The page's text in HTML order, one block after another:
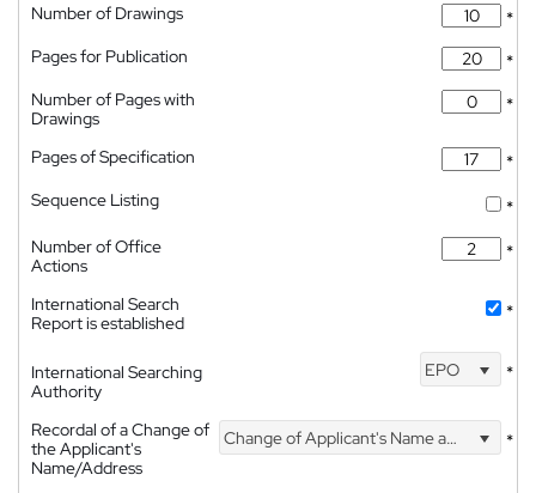
Number of Drawings
*
Pages for Publication
*
Number of Pages with
Drawings
*
Pages of Specification
*
Sequence Listing
*
Number of Office
Actions
*
International Search
Report is established
*
International Searching
Authority
EPO *
Recordal of a Change of
the Applicant's
Name/Address
Change of Applicant's Name and Address *